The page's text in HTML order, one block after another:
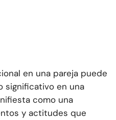
en una pareja puede
significativo en una
como una
y actitudes que